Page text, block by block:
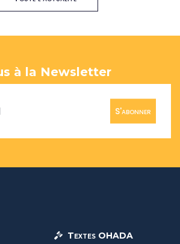
à la Newsletter
S'abonner
Textes OHADA